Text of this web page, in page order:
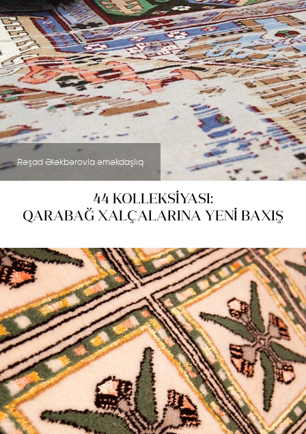
Rəşad Ələkbərovla əməkdaşlıq
44 KOLLEKSİYASI:
QARABAĞ XALÇALARINA YENİ BAXIŞ